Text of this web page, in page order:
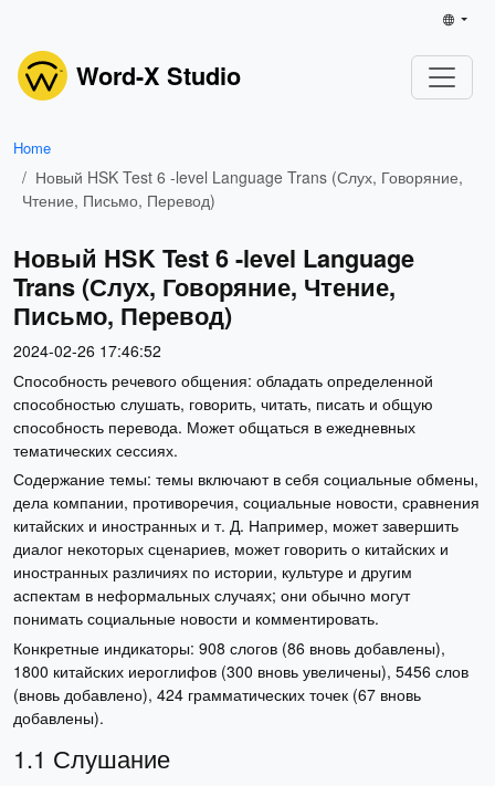
Word-X Studio
Home
Новый HSK Test 6 -level Language Trans (Слух, Говоряние,
Чтение, Письмо, Перевод)
Новый HSK Test 6 -level Language
Trans (Слух, Говоряние, Чтение,
Письмо, Перевод)
2024-02-26 17:46:52
Способность речевого общения: обладать определенной
способностью слушать, говорить, читать, писать и общую
способность перевода. Может общаться в ежедневных
тематических сессиях.
Содержание темы: темы включают в себя социальные обмены,
дела компании, противоречия, социальные новости, сравнения
китайских и иностранных и т. Д. Например, может завершить
диалог некоторых сценариев, может говорить о китайских и
иностранных различиях по истории, культуре и другим
аспектам в неформальных случаях; они обычно могут
понимать социальные новости и комментировать.
Конкретные индикаторы: 908 слогов (86 вновь добавлены),
1800 китайских иероглифов (300 вновь увеличены), 5456 слов
(вновь добавлено), 424 грамматических точек (67 вновь
добавлены).
1.1 Слушание